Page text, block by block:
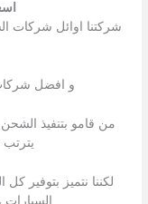
شركتنا اوائل شركات
و افضل
من قامو بتنفیذ
یترتب
لكننا نتمیز بتوفیر